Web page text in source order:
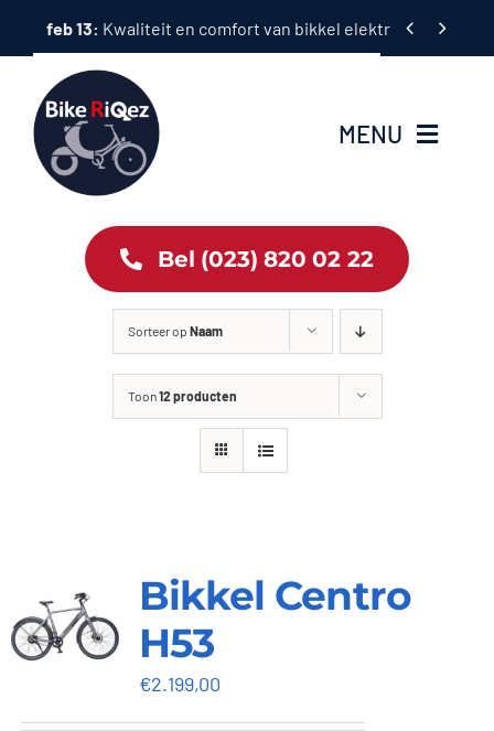
naar
inhoud
feb 13: Kwaliteit en comfort van bikkel elektrische fietsen
 
MENU
Tweewielers
Accessoires
Bel (023) 820 02 22
Sorteer op Naam
Toon12 producten
Bikkel Centro
H53
€2.199,00